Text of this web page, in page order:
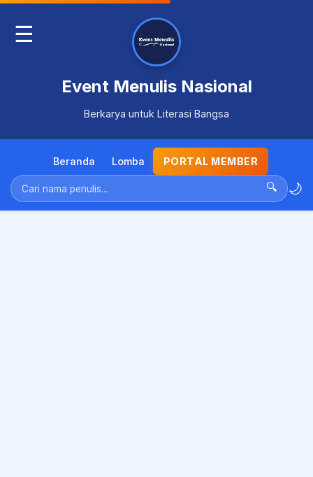
☰
Event Menulis Nasional
Berkarya untuk Literasi Bangsa
Beranda Lomba PORTAL MEMBER
🔍 🌙